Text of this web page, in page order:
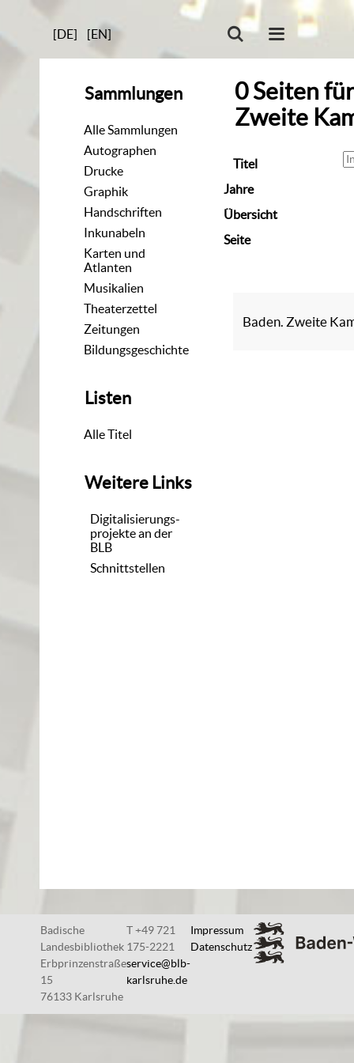
[DE] [EN]
Sammlungen
Alle Sammlungen
Autographen
Drucke
Graphik
Handschriften
Inkunabeln
Karten und
Atlanten
Musikalien
Theaterzettel
Zeitungen
Bildungsgeschichte
Listen
Alle Titel
Weitere Links
Digitalisierungs-
projekte an der
BLB
Schnittstellen
0Seiten
Zweite
Titel
Jahre
Übersicht
Seite
Baden. Zweite
Badische
Landesbibliothek
Erbprinzenstraße
15
76133 Karlsruhe
T +49 721
175-2221
service@blb-
karlsruhe.de
Impressum
Datenschutz